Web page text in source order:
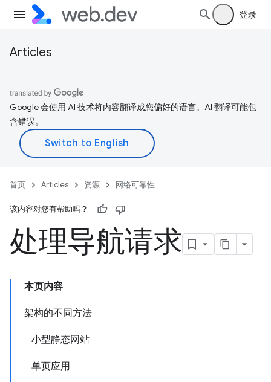
登录
Articles
Google 会使用 AI 技术将内容翻译成您偏好的语言。AI 翻译可能包
含错误。
首页 Articles 资源 网络可靠性
该内容对您有帮助吗？
处理导航请求
本页内容
架构的不同方法
小型静态网站
单页应用